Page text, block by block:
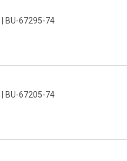
| BU-67295-74
| BU-67205-74